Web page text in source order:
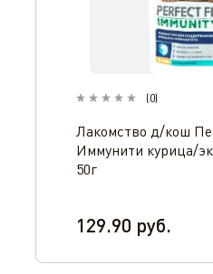
(0)
Лакомство д/кош
Иммунити курица/
50г
129.90 руб.